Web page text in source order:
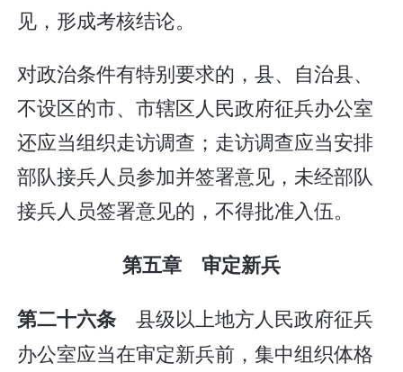
见，形成考核结论。
对政治条件有特别要求的，县、自治县、
不设区的市、市辖区人民政府征兵办公室
还应当组织走访调查；走访调查应当安排
部队接兵人员参加并签署意见，未经部队
接兵人员签署意见的，不得批准入伍。
第五章 审定新兵
第二十六条 县级以上地方人民政府征兵
办公室应当在审定新兵前，集中组织体格